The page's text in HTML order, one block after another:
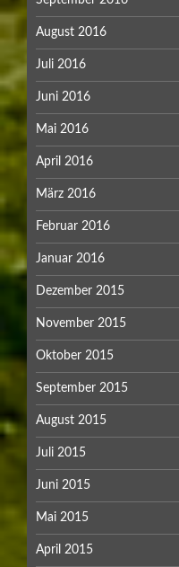
August 2016
Juli 2016
Juni 2016
Mai 2016
April 2016
März 2016
Februar 2016
Januar 2016
Dezember 2015
November 2015
Oktober 2015
September 2015
August 2015
Juli 2015
Juni 2015
Mai 2015
April 2015